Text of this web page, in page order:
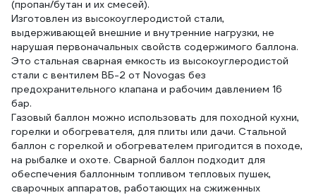
(пропан/бутан и их смесей).
Изготовлен из высокоуглеродистой стали,
выдерживающей внешние и внутренние нагрузки, не
нарушая первоначальных свойств содержимого баллона.
Это стальная сварная емкость из высокоуглеродистой
стали с вентилем ВБ-2 от Novogas без
предохранительного клапана и рабочим давлением 16
бар.
Газовый баллон можно использовать для походной кухни,
горелки и обогревателя, для плиты или дачи. Стальной
баллон с горелкой и обогревателем пригодится в походе,
на рыбалке и охоте. Сварной баллон подходит для
обеспечения баллонным топливом тепловых пушек,
сварочных аппаратов, работающих на сжиженных